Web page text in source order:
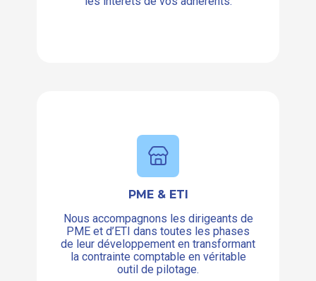
PME & ETI
Nous accompagnons les dirigeants de
PME et d’ETI dans toutes les phases
de leur développement en transformant
la contrainte comptable en véritable
outil de pilotage.